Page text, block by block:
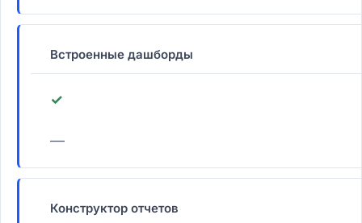
Встроенные дашборды
✓
—
Конструктор отчетов